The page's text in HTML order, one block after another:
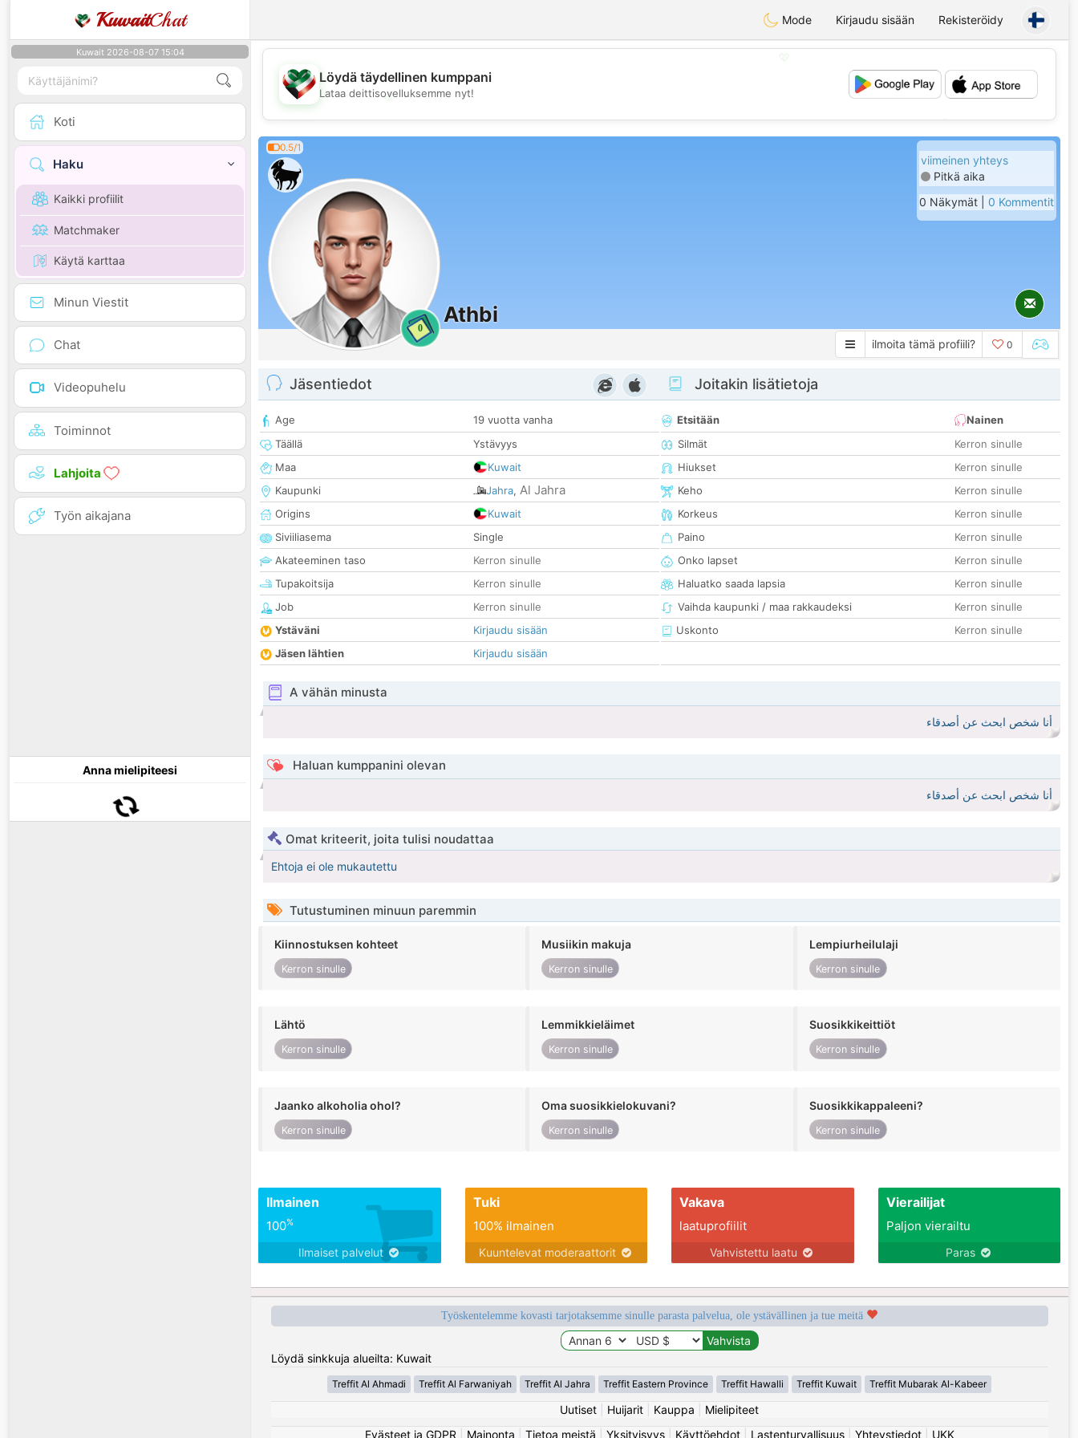
KuwaitChat Mode Kirjaudu sisään Rekisteröidy
Kuwait 2026-08-07 15:04
Koti
Haku
Kaikki profiilit
Matchmaker
Käytä karttaa
Minun Viestit
Chat
Videopuhelu
Toiminnot
Lahjoita
Työn aikajana
Anna mielipiteesi
💖
💕
Löydä täydellinen kumppani
Lataa deittisovelluksemme nyt!
0.5/1
0
Athbi
viimeinen yhteys
Pitkä aika
0 Näkymät | 0 Kommentit
ilmoita tämä profiili? 0
Jäsentiedot
Age
19 vuotta vanha
Täällä
Ystävyys
Maa
Kuwait
Kaupunki
Jahra, Al Jahra
Origins
Kuwait
Siviiliasema
Single
Akateeminen taso
Kerron sinulle
Tupakoitsija
Kerron sinulle
Job
Kerron sinulle
Ystäväni
Kirjaudu sisään
Jäsen lähtien
Kirjaudu sisään
Joitakin lisätietoja
Etsitään
Nainen
Silmät
Kerron sinulle
Hiukset
Kerron sinulle
Keho
Kerron sinulle
Korkeus
Kerron sinulle
Paino
Kerron sinulle
Onko lapset
Kerron sinulle
Haluatko saada lapsia
Kerron sinulle
Vaihda kaupunki / maa rakkaudeksi
Kerron sinulle
Uskonto
Kerron sinulle
A vähän minusta
أنا شخص ابحث عن أصدقاء
Haluan kumppanini olevan
أنا شخص ابحث عن أصدقاء
Omat kriteerit, joita tulisi noudattaa
Ehtoja ei ole mukautettu
Tutustuminen minuun paremmin
Kiinnostuksen kohteet
Kerron sinulle
Musiikin makuja
Kerron sinulle
Lempiurheilulaji
Kerron sinulle
Lähtö
Kerron sinulle
Lemmikkieläimet
Kerron sinulle
Suosikkikeittiöt
Kerron sinulle
Jaanko alkoholia ohol?
Kerron sinulle
Oma suosikkielokuvani?
Kerron sinulle
Suosikkikappaleeni?
Kerron sinulle
Ilmainen
100%
Ilmaiset palvelut
Tuki
100% ilmainen
Kuuntelevat moderaattorit
Vakava
laatuprofiilit
Vahvistettu laatu
Vierailijat
Paljon vierailtu
Paras
Työskentelemme kovasti tarjotaksemme sinulle parasta palvelua, ole ystävällinen ja tue meitä
Löydä sinkkuja alueilta: Kuwait
Treffit Al Ahmadi Treffit Al Farwaniyah Treffit Al Jahra Treffit Eastern Province Treffit Hawalli Treffit Kuwait Treffit Mubarak Al-Kabeer
Uutiset Huijarit Kauppa
Mielipiteet
Evästeet ja GDPR
Mainonta Tietoa meistä Yksityisyys| Käyttöehdot| Lastenturvallisuus| Yhteystiedot| UKK